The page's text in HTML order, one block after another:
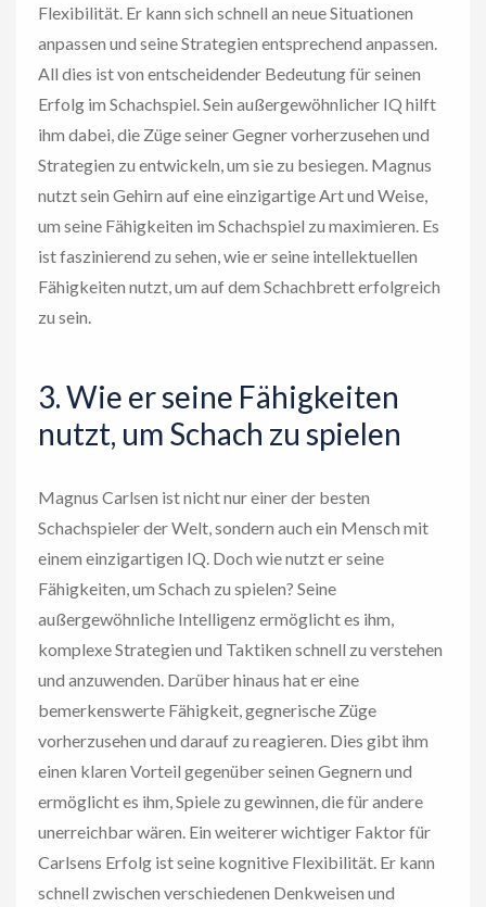
Flexibilität. Er kann sich schnell an neue Situationen
anpassen und seine Strategien entsprechend anpassen.
All dies ist von entscheidender Bedeutung für seinen
Erfolg im Schachspiel. Sein außergewöhnlicher IQ hilft
ihm dabei, die Züge seiner Gegner vorherzusehen und
Strategien zu entwickeln, um sie zu besiegen. Magnus
nutzt sein Gehirn auf eine einzigartige Art und Weise,
um seine Fähigkeiten im Schachspiel zu maximieren. Es
ist faszinierend zu sehen, wie er seine intellektuellen
Fähigkeiten nutzt, um auf dem Schachbrett erfolgreich
zu sein.
3. Wie er seine Fähigkeiten
nutzt, um Schach zu spielen
Magnus Carlsen ist nicht nur einer der besten
Schachspieler der Welt, sondern auch ein Mensch mit
einem einzigartigen IQ. Doch wie nutzt er seine
Fähigkeiten, um Schach zu spielen? Seine
außergewöhnliche Intelligenz ermöglicht es ihm,
komplexe Strategien und Taktiken schnell zu verstehen
und anzuwenden. Darüber hinaus hat er eine
bemerkenswerte Fähigkeit, gegnerische Züge
vorherzusehen und darauf zu reagieren. Dies gibt ihm
einen klaren Vorteil gegenüber seinen Gegnern und
ermöglicht es ihm, Spiele zu gewinnen, die für andere
unerreichbar wären. Ein weiterer wichtiger Faktor für
Carlsens Erfolg ist seine kognitive Flexibilität. Er kann
schnell zwischen verschiedenen Denkweisen und